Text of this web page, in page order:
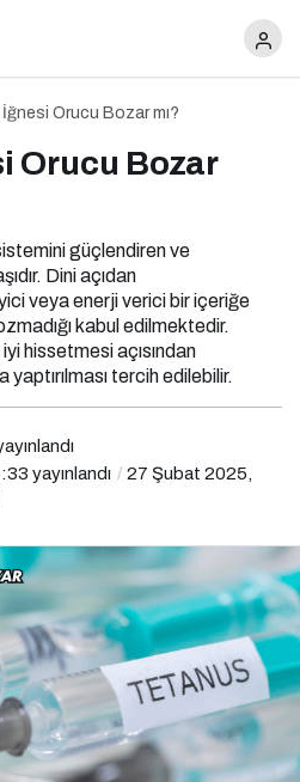
Orucu Bozar mı?
Orucu Bozar
güçlendiren ve
Dini açıdan
veya enerji verici bir içeriğe
kabul edilmektedir.
hissetmesi açısından
tercih edilebilir.
yayınlandı
27 Şubat 2025,
Bozar mı?